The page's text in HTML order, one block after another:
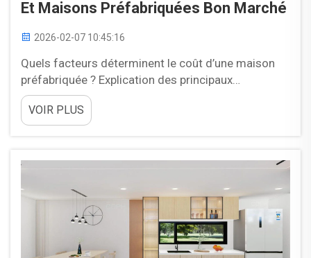
Et Maisons Préfabriquées Bon Marché
2026-02-07 10:45:16
Quels facteurs déterminent le coût d’une maison
préfabriquée ? Explication des principaux
déterminants : construction en usine contre travaux
sur site — répartition des coûts fondamentaux. Les
maisons préfabriquées construites en usine
de matériaux en gros, ce qui permet de réduire les
VOIR PLUS